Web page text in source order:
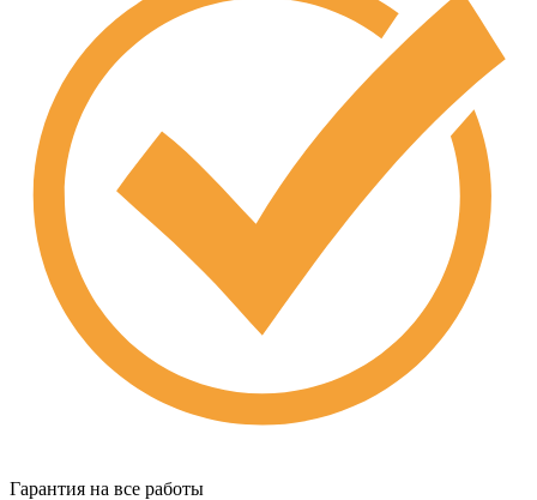
Гарантия на все работы